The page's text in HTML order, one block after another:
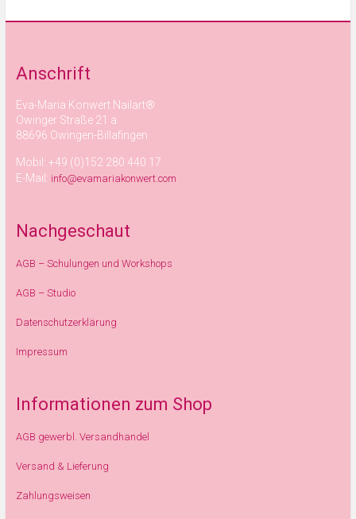
Anschrift
Eva-Maria Konwert Nailart®
Owinger Straße 21 a
88696 Owingen-Billafingen
Mobil: +49 (0)152 280 440 17
E-Mail: info@evamariakonwert.com
Nachgeschaut
AGB – Schulungen und Workshops
AGB – Studio
Datenschutzerklärung
Impressum
Informationen zum Shop
AGB gewerbl. Versandhandel
Versand & Lieferung
Zahlungsweisen